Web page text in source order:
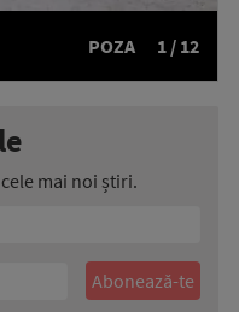
POZA 1 / 12
mai noi știri.